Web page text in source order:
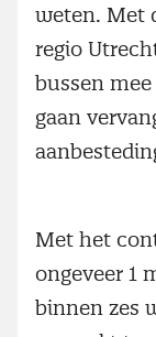
weten. Met
regio
bussen
gaan
Met het
ongeveer 1
binnen zes